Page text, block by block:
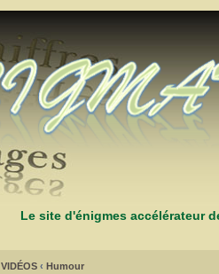
Le site d'énigmes accélérateur
VIDÉOS ‹ Humour